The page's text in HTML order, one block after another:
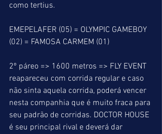
como tertius.
EMEPELAFER (05) = OLYMPIC GAMEBOY
(02) = FAMOSA CARMEM (01)
2º páreo => 1600 metros => FLY EVENT
reapareceu com corrida regular e caso
não sinta aquela corrida, poderá vencer
nesta companhia que é muito fraca para
seu padrão de corridas. DOCTOR HOUSE
é seu principal rival e deverá dar